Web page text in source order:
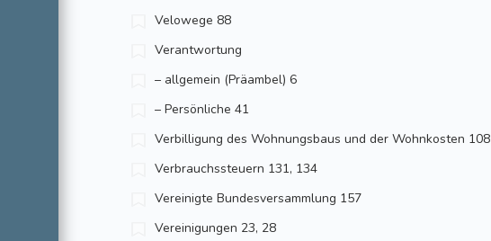
Velowege 88
Verantwortung
– allgemein (Präambel) 6
– Persönliche 41
Verbilligung des Wohnungsbaus und der Wohnkosten 108
Verbrauchssteuern 131, 134
Vereinigte Bundesversammlung 157
Vereinigungen 23, 28